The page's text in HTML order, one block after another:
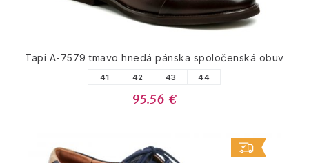
Tapi A-7579 tmavo hnedá pánska spoločenská obuv
41 42 43 44
95.56 €